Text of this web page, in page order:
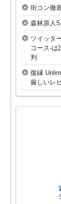
街コン徹
森林原人
ツイッタ
コース-は
判
復縁
厳しいレ